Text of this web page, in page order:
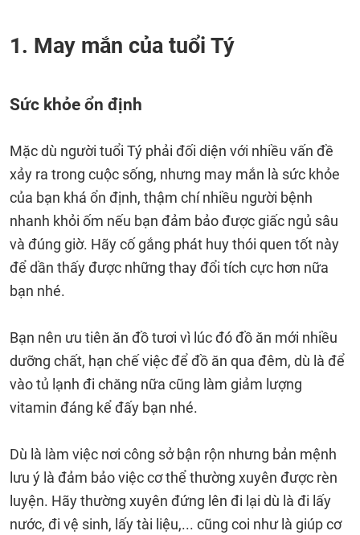
1. May mắn của tuổi Tý
Sức khỏe ổn định
Mặc dù người tuổi Tý phải đối diện với nhiều vấn đề
xảy ra trong cuộc sống, nhưng may mắn là sức khỏe
của bạn khá ổn định, thậm chí nhiều người bệnh
nhanh khỏi ốm nếu bạn đảm bảo được giấc ngủ sâu
và đúng giờ. Hãy cố gắng phát huy thói quen tốt này
để dần thấy được những thay đổi tích cực hơn nữa
bạn nhé.
Bạn nên ưu tiên ăn đồ tươi vì lúc đó đồ ăn mới nhiều
dưỡng chất, hạn chế việc để đồ ăn qua đêm, dù là để
vào tủ lạnh đi chăng nữa cũng làm giảm lượng
vitamin đáng kể đấy bạn nhé.
Dù là làm việc nơi công sở bận rộn nhưng bản mệnh
lưu ý là đảm bảo việc cơ thể thường xuyên được rèn
luyện. Hãy thường xuyên đứng lên đi lại dù là đi lấy
nước, đi vệ sinh, lấy tài liệu,... cũng coi như là giúp cơ